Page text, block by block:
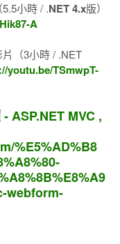
小時 / .NET 4.x版）
A
（3小時 / .NET
youtu.be/TSmwpT-
ASP.NET MVC ,
%E5%AD%B8
webform-